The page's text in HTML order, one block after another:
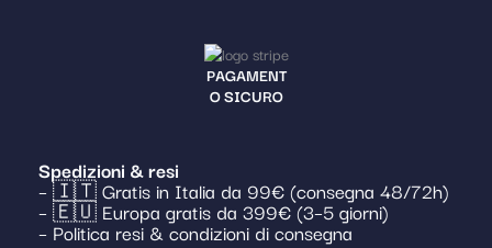
PAGAMENT
O SICURO
Spedizioni & resi
– 🇮🇹 Gratis in Italia da 99€ (consegna 48/72h)
– 🇪🇺 Europa gratis da 399€ (3–5 giorni)
– Politica resi & condizioni di consegna